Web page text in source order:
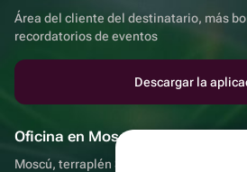
Área del cliente del destinatario, más
recordatorios de eventos
Descargar la
Oficina en Moscú
Moscú, terraplén Sadovnicheskaya, 9,